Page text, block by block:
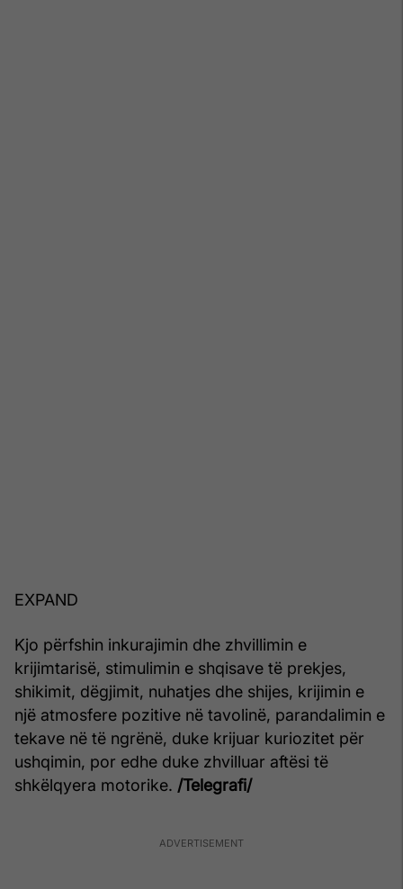
EXPAND
Kjo përfshin inkurajimin dhe zhvillimin e
krijimtarisë, stimulimin e shqisave të prekjes,
shikimit, dëgjimit, nuhatjes dhe shijes, krijimin e
një atmosfere pozitive në tavolinë, parandalimin e
tekave në të ngrënë, duke krijuar kuriozitet për
ushqimin, por edhe duke zhvilluar aftësi të
shkëlqyera motorike. /Telegrafi/